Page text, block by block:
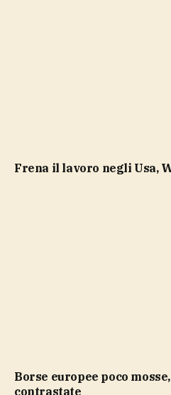
Frena il lavoro negli Usa,
Borse europee poco mosse, piazze asiatiche
contrastate